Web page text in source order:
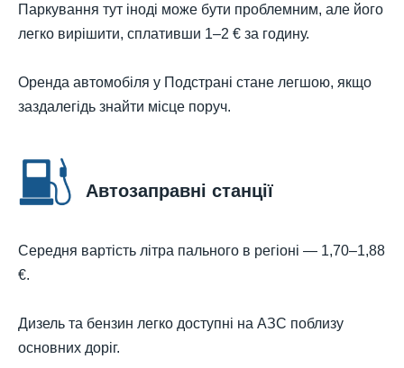
Паркування тут іноді може бути проблемним, але його
легко вирішити, сплативши 1–2 € за годину.
Оренда автомобіля у Подстрані стане легшою, якщо
заздалегідь знайти місце поруч.
Автозаправні станції
Середня вартість літра пального в регіоні — 1,70–1,88
€.
Дизель та бензин легко доступні на АЗС поблизу
основних доріг.